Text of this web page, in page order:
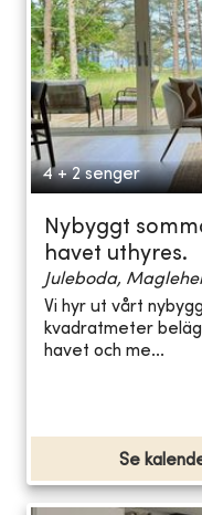
4 + 2 senger
Nybyggt
havet uthyres.
Juleboda,
Vi hyr ut vårt
kvadratmeter
havet och me...
Se